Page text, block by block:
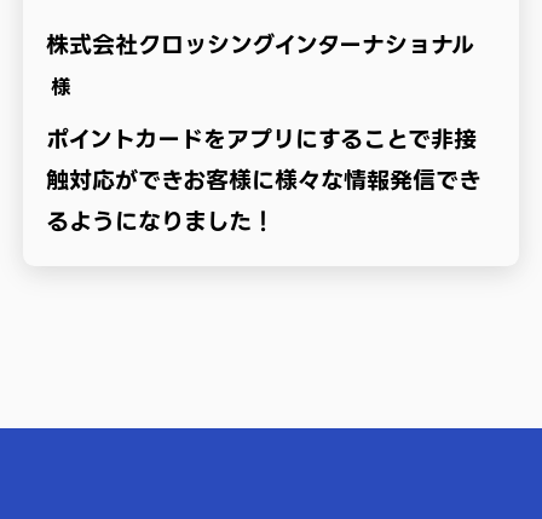
株式会社クロッシングインターナショナル
様
ポイントカードをアプリにすることで非接
触対応ができお客様に様々な情報発信でき
るようになりました！